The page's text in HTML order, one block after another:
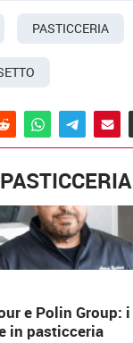
PASTICCERIA
e Polin Group:
in pasticceria